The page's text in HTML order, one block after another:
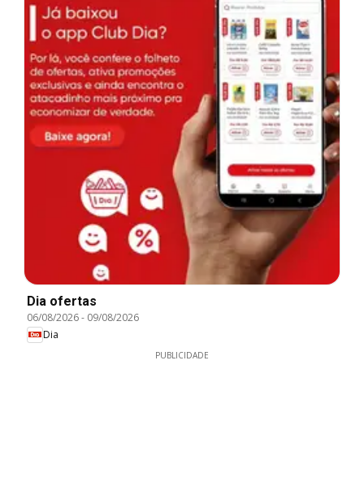
Dia ofertas
06/08/2026- 09/08/2026
Dia
PUBLICIDADE